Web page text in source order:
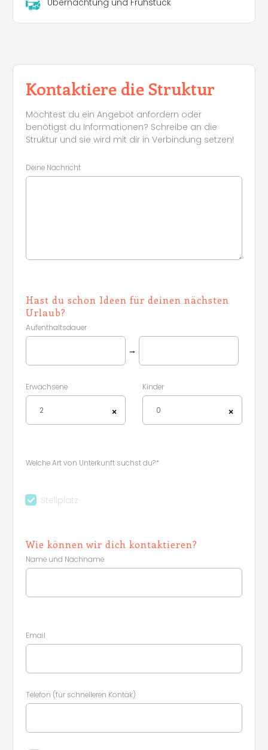
Übernachtung und Frühstück
Kontaktiere die Struktur
Möchtest du ein Angebot anfordern oder
benötigst du Informationen? Schreibe an die
Struktur und sie wird mit dir in Verbindung setzen!
Deine Nachricht
Hast du schon Ideen für deinen nächsten
Urlaub?
Aufenthaltsdauer
→
Erwachsene
×
2
Kinder
×
0
Welche Art von Unterkunft suchst du?*
Stellplatz
Wie können wir dich kontaktieren?
Name und Nachname
Email
Telefon (für schnelleren Kontak)